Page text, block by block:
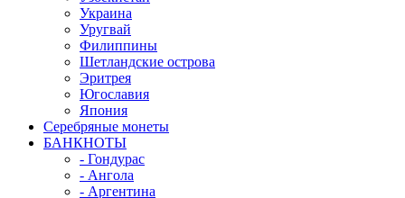
Украина
Уругвай
Филиппины
Шетландские острова
Эритрея
Югославия
Япония
Серебряные монеты
БАНКНОТЫ
- Гондурас
- Ангола
- Аргентина